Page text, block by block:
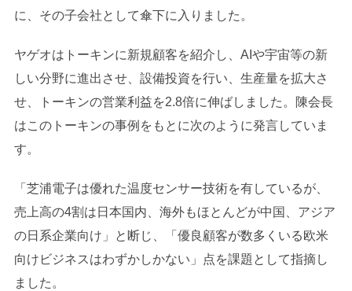
に、その子会社として傘下に入りました。
ヤゲオはトーキンに新規顧客を紹介し、AIや宇宙等の新
しい分野に進出させ、設備投資を行い、生産量を拡大さ
せ、トーキンの営業利益を2.8倍に伸ばしました。陳会長
はこのトーキンの事例をもとに次のように発言していま
す。
「芝浦電子は優れた温度センサー技術を有しているが、
売上高の4割は日本国内、海外もほとんどが中国、アジア
の日系企業向け」と断じ、「優良顧客が数多くいる欧米
向けビジネスはわずかしかない」点を課題として指摘し
ました。